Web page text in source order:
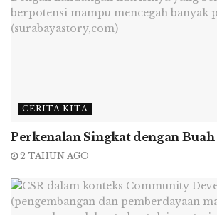
Kita baca kembali pidato Deng
selengkapnya, lalu refleksikan
KAMI AKAN
EKONOMI
CERITA KITA
Perkenalan Singkat dengan
2 TAHUN AGO